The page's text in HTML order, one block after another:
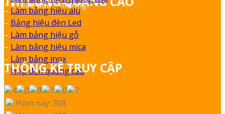
– In bao đũa – muỗng.
– Làm bảng hiệu alu
– Bảng hiệu đèn Led
– Làm bảng hiệu gỗ
– Làm bảng hiệu mica
– Làm bảng inox
– Hộp đèn quảng cáo
THỐNG KÊ TRUY CẬP
Hôm nay: 358